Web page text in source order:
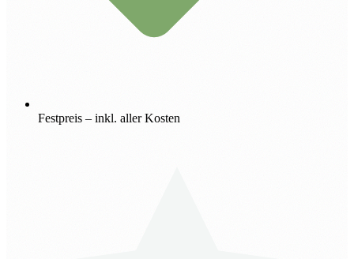
Festpreis – inkl. aller Kosten